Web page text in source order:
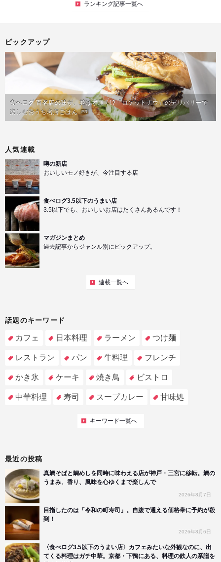
ランキング記事一覧へ
ピックアップ
食べログ 百名店の味が、並ばず届く!?「ロケットナウ」のデリバリーで
楽しむおうち名店ごはん PR
人気連載
噂の新店
おいしいモノ好きが、今注目する店
食べログ3.5以下のうまい店
3.5以下でも、おいしいお店はたくさんあるんです！
マガジンまとめ
過去記事からジャンル別にピックアップ。
連載一覧へ
話題のキーワード
カフェ 日本料理 ラーメン つけ麺
レストラン パン 牛料理 フレンチ
かき氷 ケーキ 焼き鳥 ビストロ
中華料理 寿司 スープカレー 甘味処
キーワード一覧へ
最近の投稿
真鯛そばと鯛めしを同時に味わえる店が神戸・三宮に移転。鯛の
うまみ、香り、風味を心ゆくまで楽しんで
2026年8月7日
目指したのは「令和の町寿司」。自腹で通える価格帯に予約が殺
到！
2026年8月6日
〈食べログ3.5以下のうまい店〉カフェみたいな外観なのに、出
てくる料理はガチ中華。京都・下鴨にある、料理の鉄人の系譜を